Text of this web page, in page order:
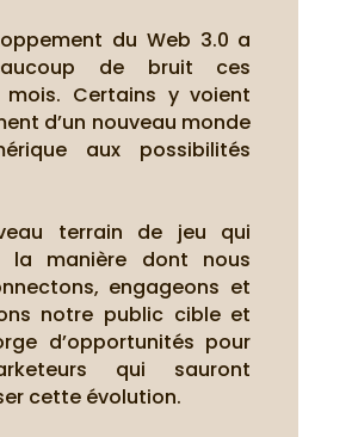
du Web 3.0 a
de bruit ces
mois. Certains y voient
d’un nouveau monde
aux possibilités
terrain de jeu qui
la manière dont nous
engageons et
notre public cible et
d’opportunités pour
qui sauront
cette évolution.